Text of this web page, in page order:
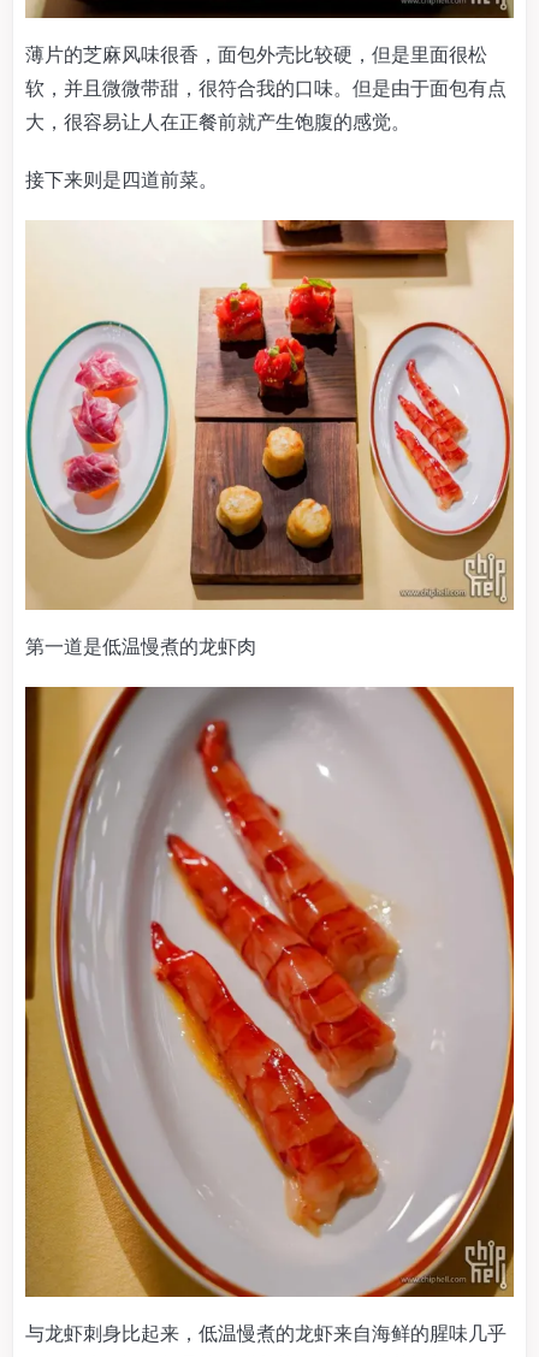
薄片的芝麻风味很香，面包外壳比较硬，但是里面很松
软，并且微微带甜，很符合我的口味。但是由于面包有点
大，很容易让人在正餐前就产生饱腹的感觉。
接下来则是四道前菜。
第一道是低温慢煮的龙虾肉
与龙虾刺身比起来，低温慢煮的龙虾来自海鲜的腥味几乎